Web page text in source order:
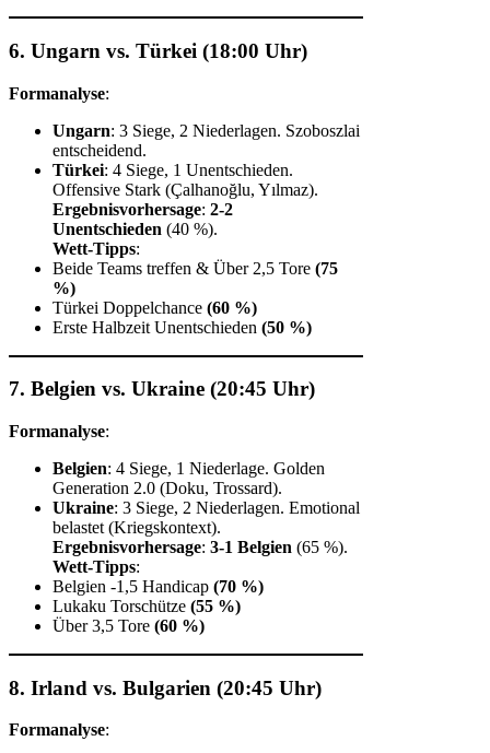
6. Ungarn vs. Türkei (18:00 Uhr)
Formanalyse:
Ungarn: 3 Siege, 2 Niederlagen. Szoboszlai
entscheidend.
Türkei: 4 Siege, 1 Unentschieden.
Offensive Stark (Çalhanoğlu, Yılmaz).
Ergebnisvorhersage: 2-2
Unentschieden (40 %).
Wett-Tipps:
Beide Teams treffen & Über 2,5 Tore (75
%)
Türkei Doppelchance (60 %)
Erste Halbzeit Unentschieden (50 %)
7. Belgien vs. Ukraine (20:45 Uhr)
Formanalyse:
Belgien: 4 Siege, 1 Niederlage. Golden
Generation 2.0 (Doku, Trossard).
Ukraine: 3 Siege, 2 Niederlagen. Emotional
belastet (Kriegskontext).
Ergebnisvorhersage: 3-1 Belgien (65 %).
Wett-Tipps:
Belgien -1,5 Handicap (70 %)
Lukaku Torschütze (55 %)
Über 3,5 Tore (60 %)
8. Irland vs. Bulgarien (20:45 Uhr)
Formanalyse: